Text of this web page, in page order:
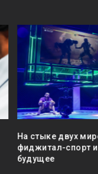
На стыке двух
фиджитал-спорт
будущее